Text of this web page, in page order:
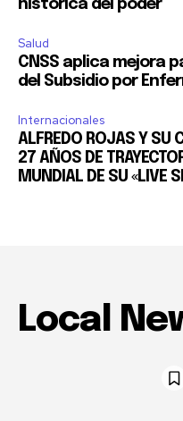
histórica del poder
Salud
CNSS aplica mejora
del Subsidio por
Internacionales
ALFREDO ROJAS Y SU
27 AÑOS DE
MUNDIAL DE SU «LIVE
Local